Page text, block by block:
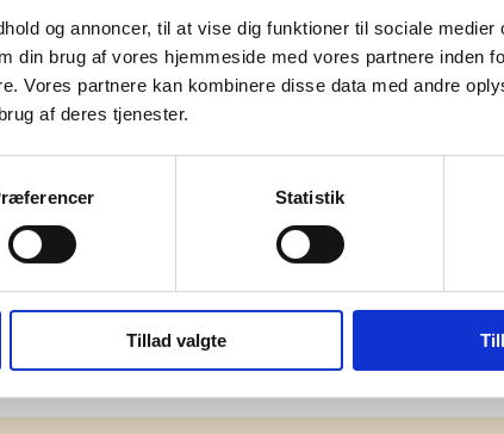
og annoncer, til at vise dig funktioner til sociale medier
din brug af vores hjemmeside med vores partnere inden
Vores partnere kan kombinere disse data med andre
af deres tjenester.
Statistik
Tillad valgte
Herre
340
Fitted
OEKO-TEX®